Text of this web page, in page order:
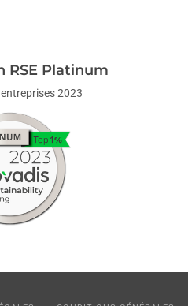
RSE Platinum
entreprises 2023